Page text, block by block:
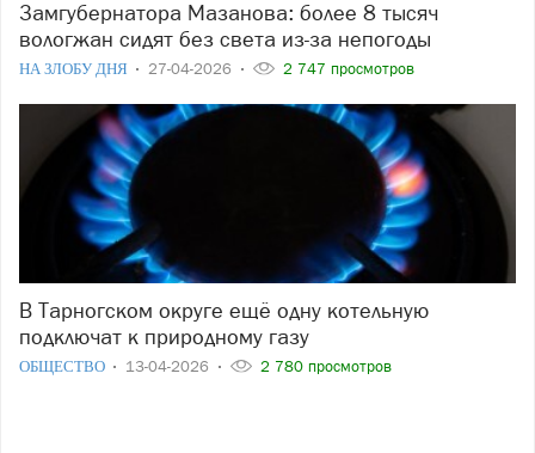
Замгубернатора Мазанова: более 8 тысяч
вологжан сидят без света из-за непогоды
НА ЗЛОБУ ДНЯ 27-04-2026 2 747 просмотров
В Тарногском округе ещё одну котельную
подключат к природному газу
ОБЩЕСТВО 13-04-2026 2 780 просмотров